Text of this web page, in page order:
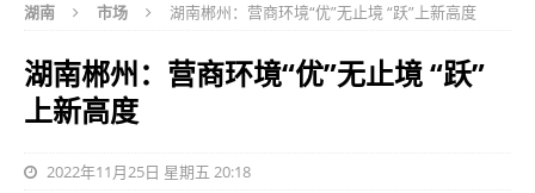
湖南 市场 湖南郴州：营商环境“优”无止境 “跃”上新高度
湖南郴州：营商环境“优”无止境 “跃”
上新高度
2022年11月25日 星期五 20:18